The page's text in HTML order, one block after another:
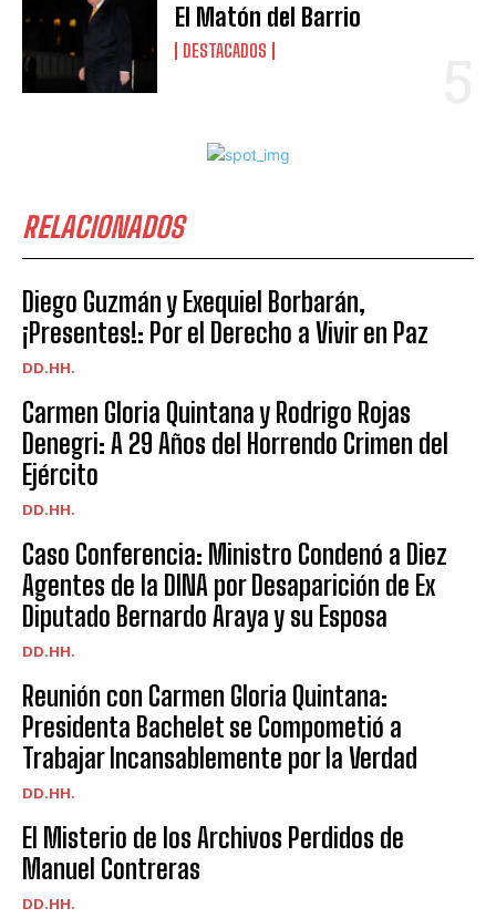
El Matón del Barrio
DESTACADOS
RELACIONADOS
Diego Guzmán y Exequiel Borbarán,
¡Presentes!: Por el Derecho a Vivir en Paz
DD.HH.
Carmen Gloria Quintana y Rodrigo Rojas
Denegri: A 29 Años del Horrendo Crimen del
Ejército
DD.HH.
Caso Conferencia: Ministro Condenó a Diez
Agentes de la DINA por Desaparición de Ex
Diputado Bernardo Araya y su Esposa
DD.HH.
Reunión con Carmen Gloria Quintana:
Presidenta Bachelet se Compometió a
Trabajar Incansablemente por la Verdad
DD.HH.
El Misterio de los Archivos Perdidos de
Manuel Contreras
DD.HH.